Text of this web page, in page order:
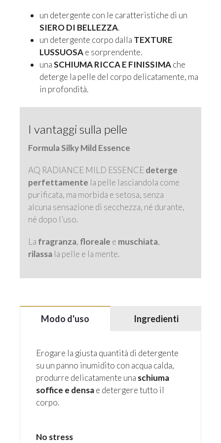
un detergente con le caratteristiche di un
SIERO DI BELLEZZA.
un detergente corpo dalla TEXTURE
LUSSUOSAe sorprendente.
unaSCHIUMA RICCA E FINISSIMAche
deterge la pelle del corpo delicatamente, ma
in profondità.
I vantaggi sulla pelle
Formula Silky Mild Essence
AQ RADIANCE MILD ESSENCE deterge
perfettamente la pelle lasciandola come
purificata, ma morbida e setosa, senza
alcuna sensazione di secchezza, né durante,
né dopo l’uso.
La fragranza, floreale e muschiata,
rilassa la pelle e la mente.
Modo d'uso Ingredienti
Erogare la giusta quantità di detergente
su un panno inumidito con acqua calda,
produrre delicatamente una schiuma
soffice e densae detergere tutto il
corpo.
No stress